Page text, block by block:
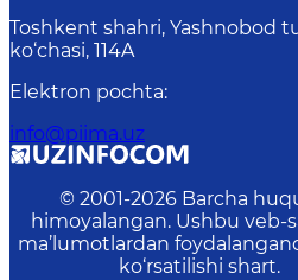
Toshkent shahri, Yashnobod
ko‘chasi, 114A
Elektron pochta:
info@piima.uz
© 2001-2026 Barcha
himoyalangan. Ushbu veb-
ma’lumotlardan
ko‘rsatilishi shart.